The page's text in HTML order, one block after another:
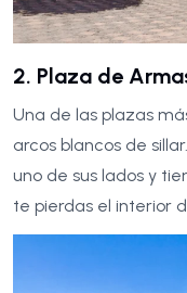
2. Plaza de
Una de las plazas
arcos blancos de
uno de sus lados y
te pierdas el interior